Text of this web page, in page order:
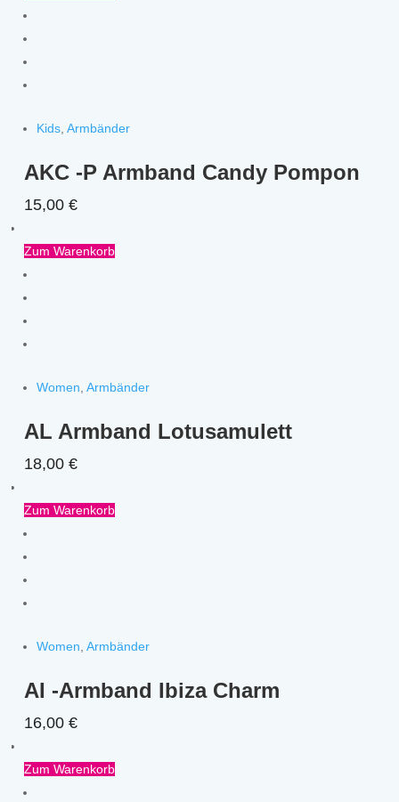
Kids ,Armbänder
AKC -P Armband Candy Pompon
15,00€
Zum Warenkorb
Women ,Armbänder
AL Armband Lotusamulett
18,00€
Zum Warenkorb
Women ,Armbänder
AI -Armband Ibiza Charm
16,00€
Zum Warenkorb